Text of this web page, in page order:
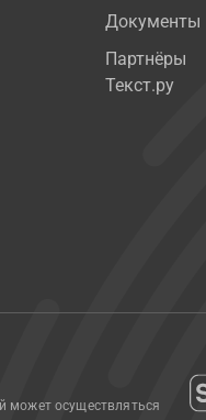
Документы
Партнёры
Текст.ру
может осуществляться